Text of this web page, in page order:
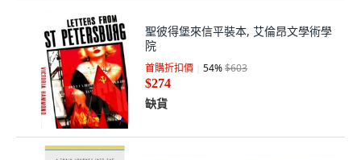
聖彼得堡來信平裝本, 艾倫昂文學術學
院
首購折扣價 54%$603
$274
缺貨